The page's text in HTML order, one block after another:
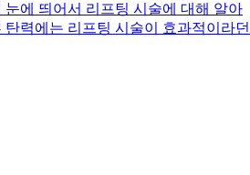
눈에 띄어서 리프팅 시술에 대해 알아
탄력에는 리프팅 시술이 효과적이라던